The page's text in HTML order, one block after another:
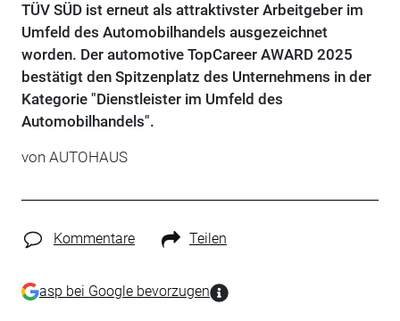
TÜV SÜD ist erneut als attraktivster Arbeitgeber im
Umfeld des Automobilhandels ausgezeichnet
worden. Der automotive TopCareer AWARD 2025
bestätigt den Spitzenplatz des Unternehmens in der
Kategorie "Dienstleister im Umfeld des
Automobilhandels".
von AUTOHAUS
Kommentare Teilen
asp bei Google bevorzugen